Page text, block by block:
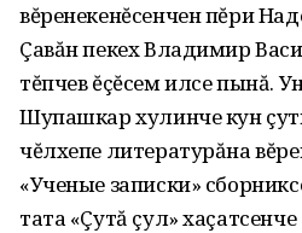
вĕренекенĕсенчен пĕри
Çавăн пекех Владимир
тĕпчев ĕçĕсем илсе пынă.
Шупашкар хулинче кун
чĕлхепе литературăна
«Ученые записки»
тата «Çутă çул»